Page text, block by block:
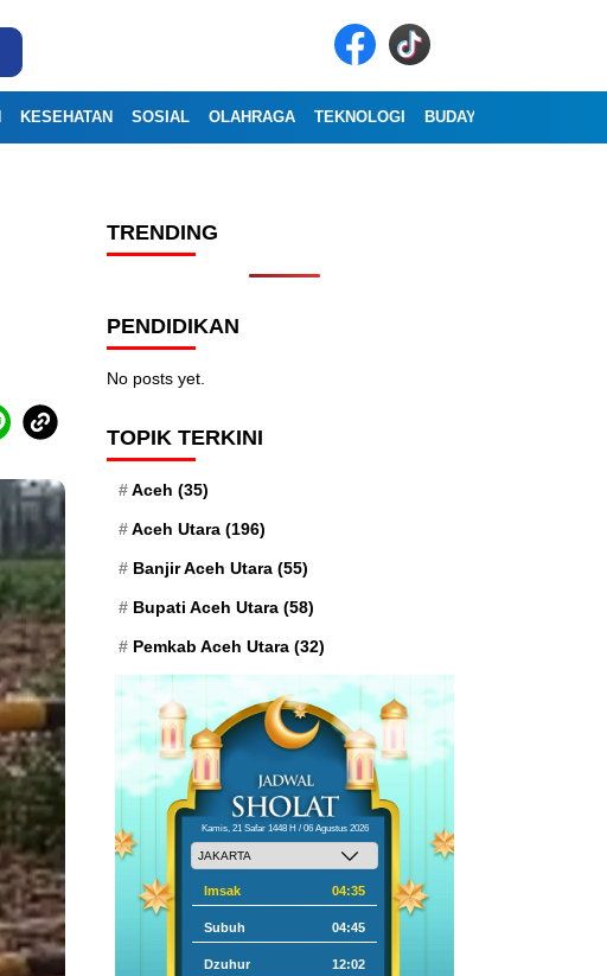
KESEHATAN SOSIAL OLAHRAGA TEKNOLOGI BUDAYA
TRENDING
PENDIDIKAN
No posts yet.
TOPIK TERKINI
Aceh (35)
Aceh Utara (196)
Banjir Aceh Utara (55)
Bupati Aceh Utara (58)
Pemkab Aceh Utara (32)
Kamis, 21 Safar 1448 H / 06 Agustus 2026
Imsak 04:35
Subuh 04:45
Dzuhur 12:02